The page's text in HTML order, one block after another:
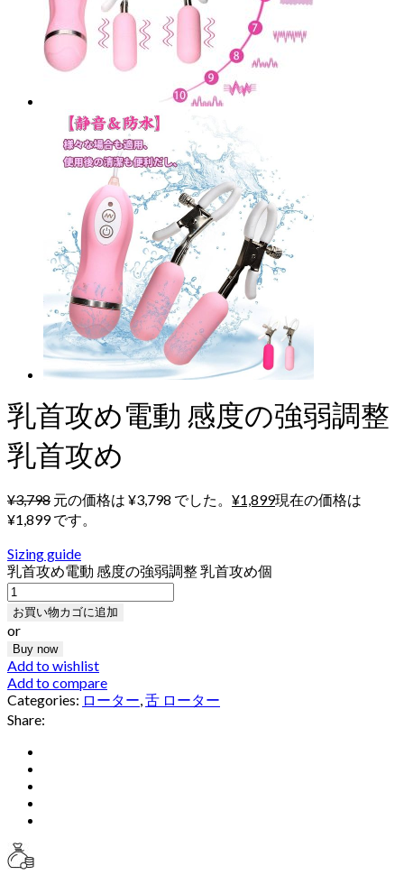
乳首攻め電動 感度の強弱調整
乳首攻め
¥3,798 元の価格は ¥3,798 でした。 ¥1,899現在の価格は
¥1,899 です。
Sizing guide
乳首攻め電動 感度の強弱調整 乳首攻め個
お買い物カゴに追加
or
Buy now
Add to wishlist
Add to compare
Categories: ローター,舌 ローター
Share: